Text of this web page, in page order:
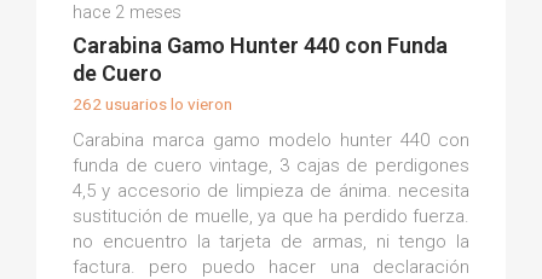
(0)
hace 2 meses
Carabina Gamo Hunter 440 con Funda
de Cuero
262 usuarios lo vieron
Carabina marca gamo modelo hunter 440 con
funda de cuero vintage, 3 cajas de perdigones
4,5 y accesorio de limpieza de ánima. necesita
sustitución de muelle, ya que ha perdido fuerza.
no encuentro la tarjeta de armas, ni tengo la
factura. pero puedo hacer una declaración